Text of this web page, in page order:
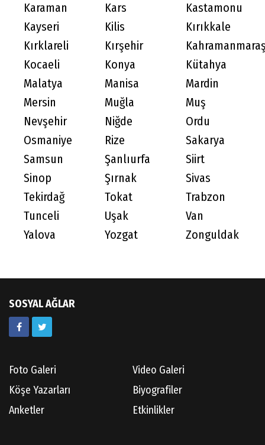
Karaman
Kars
Kastamonu
Kayseri
Kilis
Kırıkkale
Kırklareli
Kırşehir
Kocaeli
Konya
Kütahya
Malatya
Manisa
Mardin
Mersin
Muğla
Muş
Nevşehir
Niğde
Ordu
Osmaniye
Rize
Sakarya
Samsun
Şanlıurfa
Siirt
Sinop
Şırnak
Sivas
Tekirdağ
Tokat
Trabzon
Tunceli
Uşak
Van
Yalova
Yozgat Zonguldak
SOSYAL AĞLAR
Foto Galeri
Video Galeri
Köşe Yazarları
Biyografiler
Anketler
Etkinlikler